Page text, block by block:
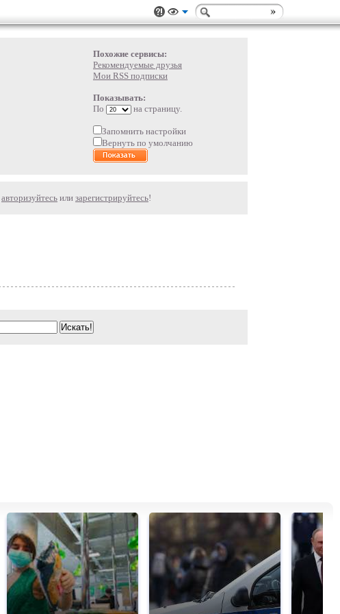
Похожие сервисы:
Рекомендуемые друзья
Мои RSS подписки
Показывать:
По
на страницу.
Запомнить настройки
Вернуть по умолчанию
авторизуйтесь или зарегистрируйтесь!